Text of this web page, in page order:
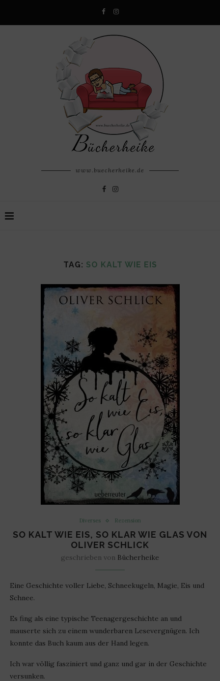
www.buecherheike.de
TAG: SO KALT WIE EIS
Diverses Rezension
SO KALT WIE EIS, SO KLAR WIE GLAS VON
OLIVER SCHLICK
geschrieben von Bücherheike
Eine Geschichte voller Liebe, Schneekugeln, Magie, Eis und
Schnee.
Es fing als eine typische Teenagergeschichte an und
mauserte sich zu einem wunderbaren Lesevergnügen. Ich
konnte das Buch kaum aus der Hand legen.
Ich war völlig fasziniert und ganz und gar in der Geschichte
versunken.